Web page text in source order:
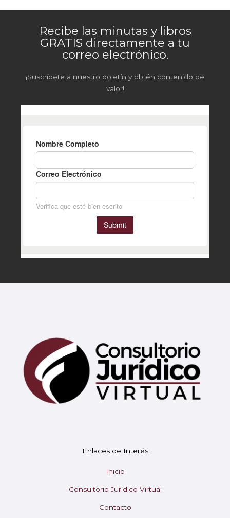
Recibe las minutas y libros
GRATIS directamente a tu
correo electrónico.
¡Suscríbete a nuestro boletín y obtén contenido de
valor!
Enlaces de Interés
Inicio
Consultorio Jurídico Virtual
Contacto
Soy Mary tu asistente virtual.